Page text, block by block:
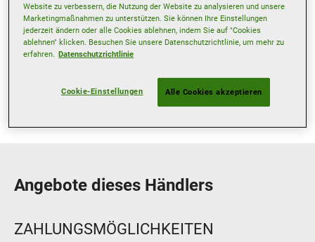
Mittwoch
07:00-12:00
13:00-18:00
Donnerstag
07:00-12:00
13:00-18:00
Freitag
07:00-12:00
Geschlossen Geschlossen
Angebote dieses Händlers
ZAHLUNGSMÖGLICHKEITEN
Website zu verbessern, die Nutzung der Website zu analysieren und unsere
Marketingmaßnahmen zu unterstützen. Sie können Ihre Einstellungen
jederzeit ändern oder alle Cookies ablehnen, indem Sie auf "Cookies
ablehnen" klicken. Besuchen Sie unsere Datenschutzrichtlinie, um mehr zu
erfahren. Datenschutzrichtlinie
Cookie-Einstellungen Alle Cookies akzeptieren